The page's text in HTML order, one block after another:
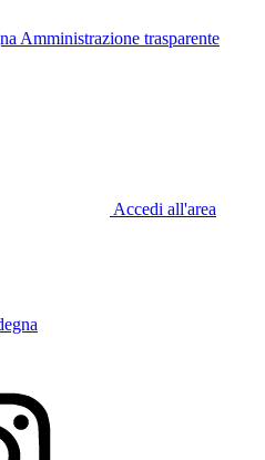
Amministrazione trasparente
Accedi all'area